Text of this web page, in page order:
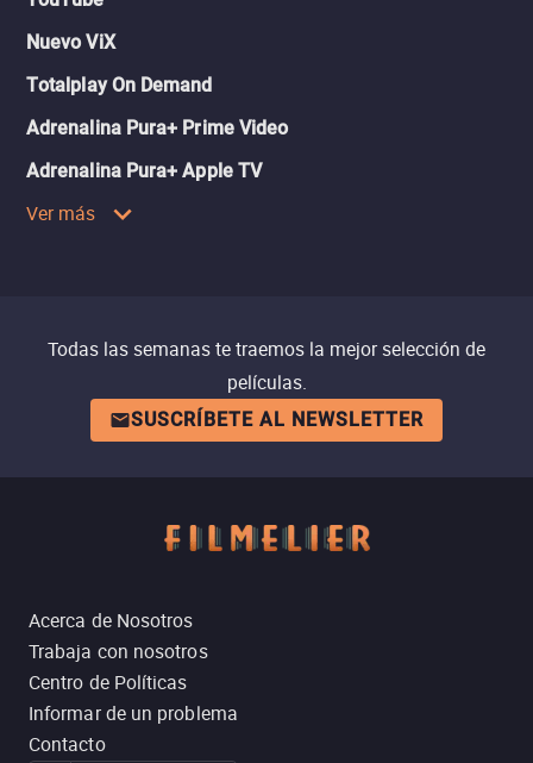
Nuevo ViX
Totalplay On Demand
Adrenalina Pura+ Prime Video
Adrenalina Pura+ Apple TV
Ver más
Todas las semanas te traemos la mejor selección de
películas.
SUSCRÍBETE AL NEWSLETTER
Acerca de Nosotros
Trabaja con nosotros
Centro de Políticas
Informar de un problema
Contacto